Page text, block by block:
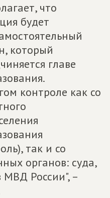
что
будет
который
главе
контроле как со
так и со
органов: суда,
МВД России", –